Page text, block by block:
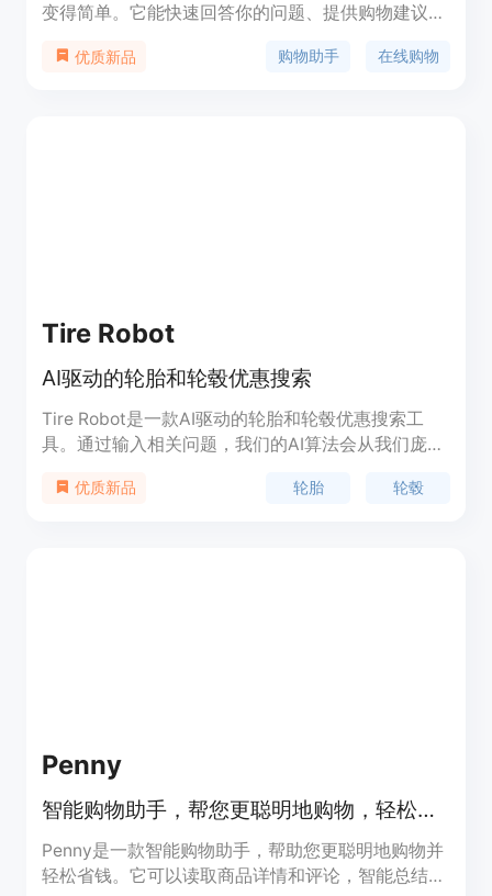
变得简单。它能快速回答你的问题、提供购物建议、
隐私。优质新品 购物助手 在线购物
Tire Robot
AI驱动的轮胎和轮毂优惠搜索
Tire Robot是一款AI驱动的轮胎和轮毂优惠搜索工
具。通过输入相关问题，我们的AI算法会从我们庞大
定的车型、季节或预算，还是关注其他用户的体验，
优质新品 轮胎 轮毂
Penny
智能购物助手，帮您更聪明地购物，轻松省钱
Penny是一款智能购物助手，帮助您更聪明地购物并
轻松省钱。它可以读取商品详情和评论，智能总结产